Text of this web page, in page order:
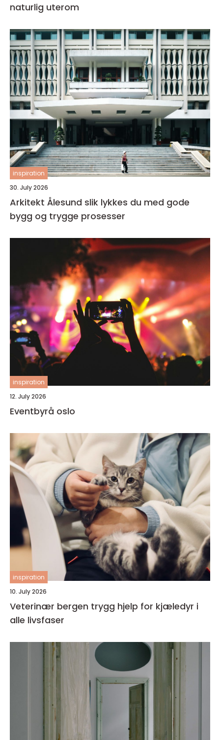
naturlig uterom
inspiration
30. July 2026
Arkitekt Ålesund slik lykkes du med gode
bygg og trygge prosesser
inspiration
12. July 2026
Eventbyrå oslo
inspiration
10. July 2026
Veterinær bergen trygg hjelp for kjæledyr i
alle livsfaser